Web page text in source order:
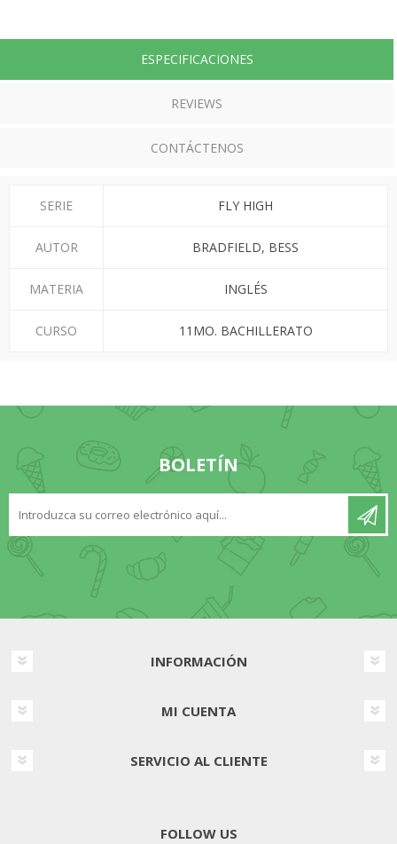
ESPECIFICACIONES
REVIEWS
CONTÁCTENOS
SERIE FLY HIGH
AUTOR BRADFIELD, BESS
MATERIA INGLÉS
CURSO 11MO. BACHILLERATO
BOLETÍN
INFORMACIÓN
MI CUENTA
SERVICIO AL CLIENTE
FOLLOW US